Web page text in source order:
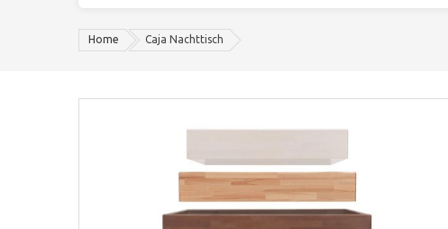
Home Caja Nachttisch